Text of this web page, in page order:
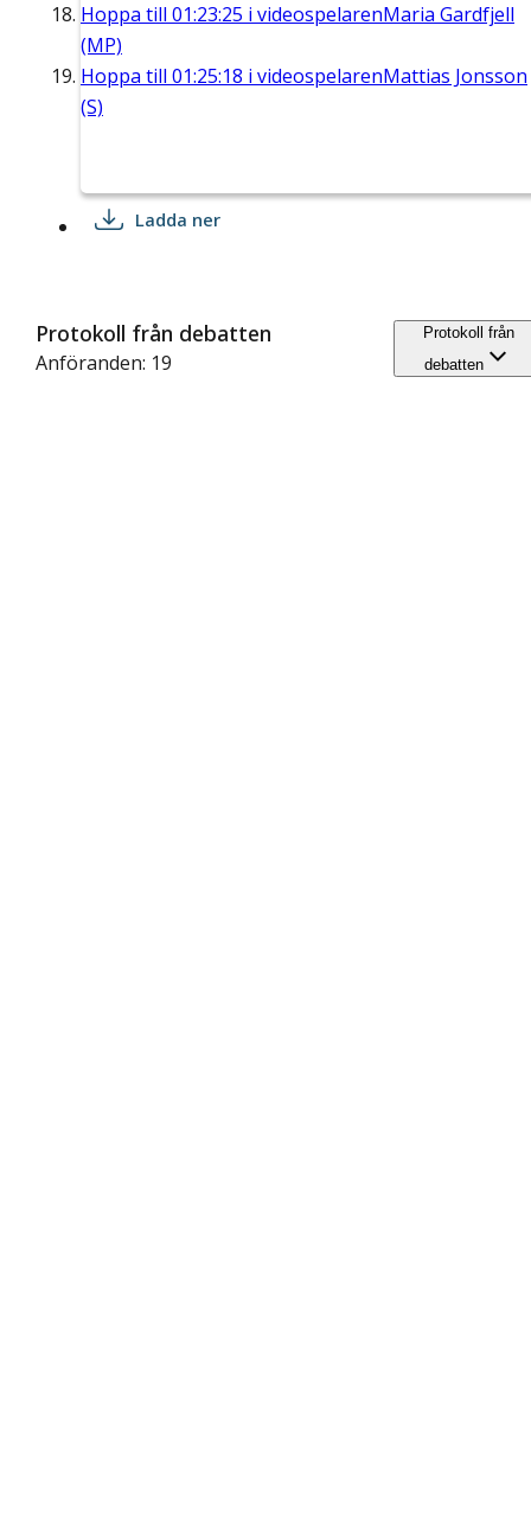
Hoppa till 01:23:25 i videospelarenMaria Gardfjell
(MP)
Hoppa till 01:25:18 i videospelarenMattias Jonsson
(S)
Ladda ner
Protokoll från debatten
Anföranden: 19
Protokoll från
debatten